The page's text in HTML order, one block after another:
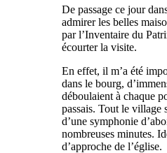
De passage ce jour
admirer les belles
par l’Inventaire du
écourter la visite.
En effet, il m’a été
dans le bourg,
déboulaient à chaque
passais. Tout le village
d’une symphonie
nombreuses minutes.
d’approche de l’église.